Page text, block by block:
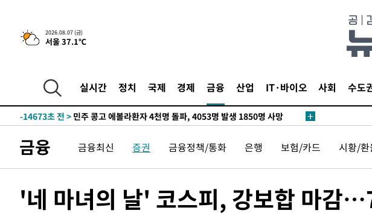
2026.08.07 (금)
서울 37.1℃
실시간 정치 국제 경제 금융 산업 IT·바이오 사회 수도
-29364초 전 >[속보]규제합리화위원회 부위원장에 김태유 서울대 공대 교수…이
병태 후임
-25722초 전 > [속보]국힘 윤리위, '돌려차기 발언' 진종오·서범수 징계 절차 개시
25.3%↑
-18207초 전 >
[속보]'채상병 순직 책임' 임성근, 항소심도 징역 3년
-18073초 전 >
-14673초 전 > 민주 콩고 에볼라환자 4천명 돌파, 4053명 발생 1850명 사망
-13117초 전 >
"미 전국적 살모네라 식중독 원인은 멕시코산 할라피뇨"-- CDC
-11630초 전 >[속보]경찰·노동부, HL만도 평택사업장 끼임 사망 관련 압수수색
압수수색
-11266초 전 >[속보]원·달러 환율, 오전 9시 1423.8원
금융 금융최신 증권 금융정책/통화 은행 보험/카드 시황/환
'네 마녀의 날' 코스피, 강보합 마감